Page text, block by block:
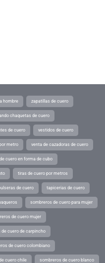
hombre zapatillas de cuero
chaquetas de cuero
de cuero vestidos de cuero
metro venta de cazadoras de cuero
cuero en forma de cubo
tiras de cuero por metros
de cuero tapicerias de cuero
sombreros de cuero para mujer
de cuero mujer
de cuero de carpincho
de cuero colombiano
cuero chile sombreros de cuero blanco